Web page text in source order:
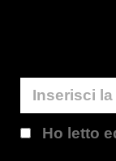
Ho letto